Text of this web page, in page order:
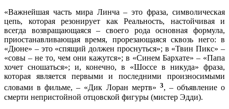
«Важнейшая часть мира Линча – это фраза, символическая
цепь, которая резонирует как Реальность, настойчивая и
всегда возвращающаяся – своего рода основная формула,
приостанавливающая время, прорезающаяся сквозь него: в
«Дюне» – это «спящий должен проснуться»; в «Твин Пикс» –
«совы – не то, чем они кажутся»; в «Синем Бархате» – «Папа
хочет сношаться»; и, конечно, в «Шоссе в никуда» фраза,
которая является первыми и последними произносимыми
словами в фильме, – «Дик Лоран мертв» 3, – объявление о
смерти непристойной отцовской фигуры (мистер Эдди).